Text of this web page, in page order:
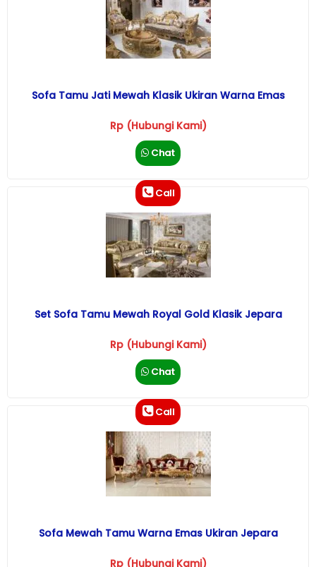
Sofa Tamu Jati Mewah Klasik Ukiran Warna Emas
Rp (Hubungi Kami)
Chat
Call
Set Sofa Tamu Mewah Royal Gold Klasik Jepara
Rp (Hubungi Kami)
Chat
Call
Sofa Mewah Tamu Warna Emas Ukiran Jepara
Rp (Hubungi Kami)